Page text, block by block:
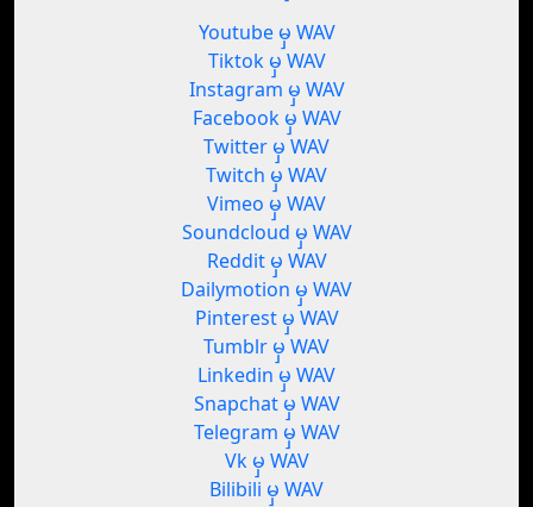
Youtube မှ WAV
Tiktok မှ WAV
Instagram မှ WAV
Facebook မှ WAV
Twitter မှ WAV
Twitch မှ WAV
Vimeo မှ WAV
Soundcloud မှ WAV
Reddit မှ WAV
Dailymotion မှ WAV
Pinterest မှ WAV
Tumblr မှ WAV
Linkedin မှ WAV
Snapchat မှ WAV
Telegram မှ WAV
Vk မှ WAV
Bilibili မှ WAV